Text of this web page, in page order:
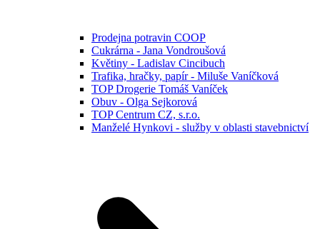
Prodejna potravin COOP
Cukrárna - Jana Vondroušová
Květiny - Ladislav Cincibuch
Trafika, hračky, papír - Miluše Vaníčková
TOP Drogerie Tomáš Vaníček
Obuv - Olga Sejkorová
TOP Centrum CZ, s.r.o.
Manželé Hynkovi - služby v oblasti stavebnictví